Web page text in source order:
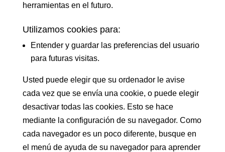
herramientas en el futuro.
Utilizamos cookies para:
Entender y guardar las preferencias del usuario
para futuras visitas.
Usted puede elegir que su ordenador le avise
cada vez que se envía una cookie, o puede elegir
desactivar todas las cookies. Esto se hace
mediante la configuración de su navegador. Como
cada navegador es un poco diferente, busque en
el menú de ayuda de su navegador para aprender